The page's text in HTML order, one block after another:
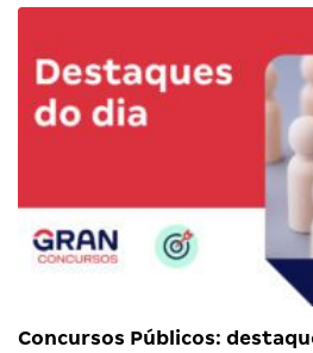
Concursos Públicos: